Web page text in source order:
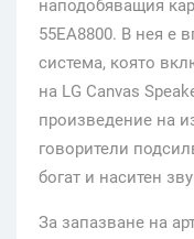
наподобяващия
55EA8800. В нея е
система, която
на LG Canvas
произведение на
говорители
богат и наситен
За запазване на